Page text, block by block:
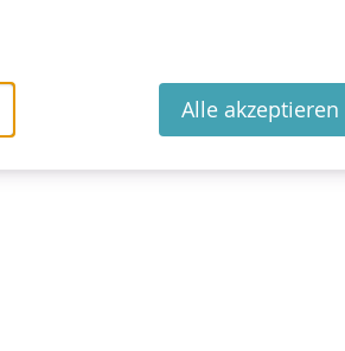
klicken Sie auf den Link in
Link nicht finden können,
powered by pretix
Alle akzeptieren